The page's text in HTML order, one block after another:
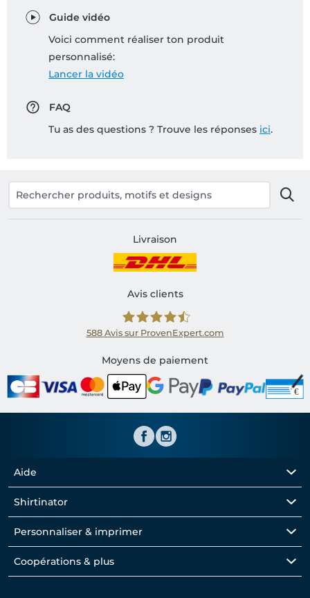
Guide vidéo
Voici comment réaliser ton produit
personnalisé:
Lancer la vidéo
FAQ
Tu as des questions ? Trouve les réponses ici.
Livraison
Avis clients
Shirtinator FR
588 Avis sur ProvenExpert.com
Moyens de paiement
Aide
Shirtinator
Personnaliser & imprimer
Coopérations & plus